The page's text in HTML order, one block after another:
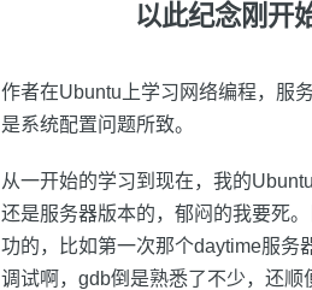
以此纪念刚开
作者在Ubuntu上学习网络编程，服
是系统配置问题所致。
从一开始的学习到现在，我的
还是服务器版本的，郁闷的我要死
功的，比如第一次那个daytime服务
调试啊，gdb倒是熟悉了不少，还